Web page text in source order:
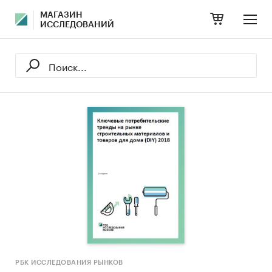
МАГАЗИН
ИССЛЕДОВАНИЙ
РБК ИССЛЕДОВАНИЯ РЫНКОВ